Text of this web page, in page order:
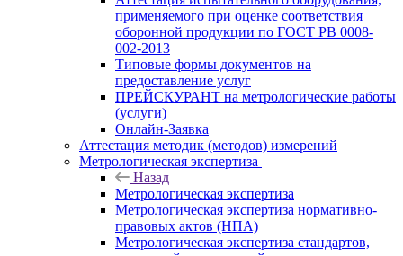
применяемого при оценке соответствия
оборонной продукции по ГОСТ РВ 0008-
002-2013
Типовые формы документов на
предоставление услуг
ПРЕЙСКУРАНТ на метрологические работы
(услуги)
Онлайн-Заявка
Аттестация методик (методов) измерений
Метрологическая экспертиза
Назад
Метрологическая экспертиза
Метрологическая экспертиза нормативно-
правовых актов (НПА)
Метрологическая экспертиза стандартов,